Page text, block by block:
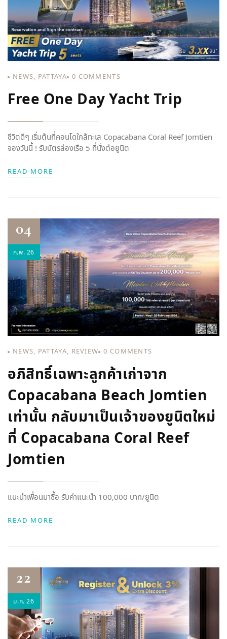
NEWS, PATTAYA 0 COMMENTS
Free One Day Yacht Trip
ชีวิตดีๆ เริ่มต้นที่คอนโดใกล้ทะเล Copacabana Coral Reef Jomtien
จองวันนี้ ! รับบัตรล่องเรือ 5 ที่นั่งต่อยูนิต
READ MORE
04
ก.พ. 26
NEWS, PATTAYA, REVIEW 0 COMMENTS
อภิสิทธิ์เฉพาะลูกค้าเก่าจาก
Copacabana Beach Jomtien
เท่านั้น กลับมาเป็นเจ้าของยูนิตใหม่
ที่ Copacabana Coral Reef
Jomtien
แนะนำเพื่อนมาซื้อ รับค่าแนะนำ 100,000 บาท/ยูนิต
READ MORE
22
ม.ค. 26